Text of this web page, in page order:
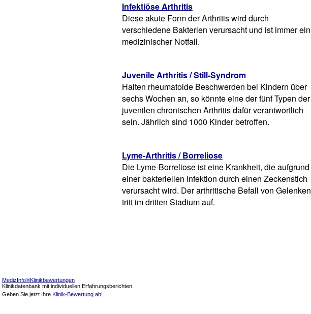
Infektiöse Arthritis
Diese akute Form der Arthritis wird durch
verschiedene Bakterien verursacht und ist immer ein
medizinischer Notfall.
Juvenile Arthritis / Still-Syndrom
Halten rheumatoide Beschwerden bei Kindern über
sechs Wochen an, so könnte eine der fünf Typen der
juvenilen chronischen Arthritis dafür verantwortlich
sein. Jährlich sind 1000 Kinder betroffen.
Lyme-Arthritis / Borreliose
Die Lyme-Borreliose ist eine Krankheit, die aufgrund
einer bakteriellen Infektion durch einen Zeckenstich
verursacht wird. Der arthritische Befall von Gelenken
tritt im dritten Stadium auf.
MedizInfo®Klinikbewertungen
Klinikdatenbank mit individuellen Erfahrungsberichten
Geben Sie jetzt Ihre Klinik-Bewertung ab!